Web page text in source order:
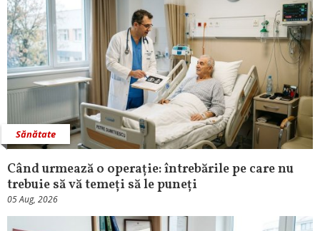
Sănătate
Când urmează o operație: întrebările pe care nu
trebuie să vă temeți să le puneți
05 Aug, 2026